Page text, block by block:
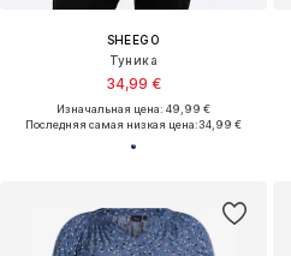
SHEEGO
Туника
34,99 €
Изначальная цена: 49,99 €
Последняя самая низкая цена:34,99 €